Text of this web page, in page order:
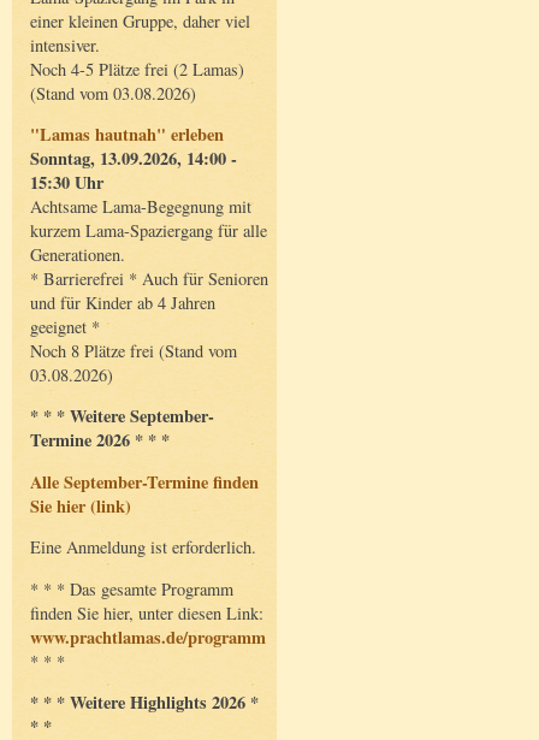
einer kleinen Gruppe, daher viel
intensiver.
Noch 4-5 Plätze frei (2 Lamas)
(Stand vom 03.08.2026)
"Lamas hautnah" erleben
Sonntag, 13.09.2026, 14:00 -
15:30 Uhr
Achtsame Lama-Begegnung mit
kurzem Lama-Spaziergang für alle
Generationen.
* Barrierefrei * Auch für Senioren
und für Kinder ab 4 Jahren
geeignet *
Noch 8 Plätze frei (Stand vom
03.08.2026)
* * * Weitere September-
Termine 2026 * * *
Alle September-Termine finden
Sie hier (link)
Eine Anmeldung ist erforderlich.
* * * Das gesamte Programm
finden Sie hier, unter diesen Link:
www.prachtlamas.de/programm
* * *
* * * Weitere Highlights 2026 *
* *